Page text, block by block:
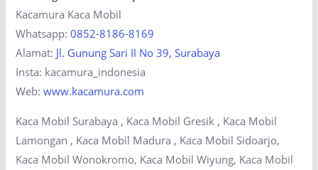
Kacamura Kaca Mobil
Whatsapp:0852-8186-8169
Alamat: Jl. Gunung Sari II No 39, Surabaya
Insta: kacamura_indonesia
Web:www.kacamura.com
Kaca Mobil Surabaya , Kaca Mobil Gresik , Kaca Mobil
Lamongan , Kaca Mobil Madura , Kaca Mobil Sidoarjo,
Kaca Mobil Wonokromo, Kaca Mobil Wiyung, Kaca Mobil